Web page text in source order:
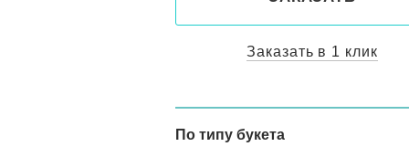
Заказать в 1 клик
По типу букета